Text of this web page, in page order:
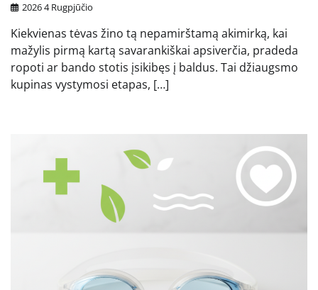
2026 4 Rugpjūčio
Kiekvienas tėvas žino tą nepamirštamą akimirką, kai
mažylis pirmą kartą savarankiškai apsiverčia, pradeda
ropoti ar bando stotis įsikibęs į baldus. Tai džiaugsmo
kupinas vystymosi etapas, […]